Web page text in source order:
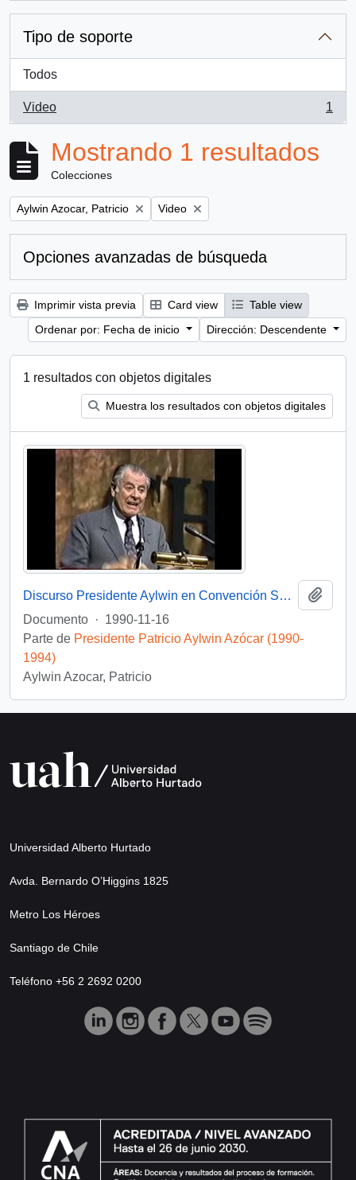
Tipo de soporte
Todos
Video
, 1 resultados
1
Mostrando 1 resultados
Colecciones
Remove filter:
Aylwin Azocar, Patricio Remove filter:
Video
Opciones avanzadas de búsqueda
Imprimir vista previa Card view
Table view
Ordenar por: Fecha de inicio
Dirección: Descendente
1 resultados con objetos digitales
Muestra los resultados con objetos digitales
Discurso Presidente Aylwin en Convención Santiago: Video
Documento · 1990-11-16
Parte de Presidente Patricio Aylwin Azócar (1990-
1994)
Aylwin Azocar, Patricio
Universidad Alberto Hurtado
Avda. Bernardo O’Higgins 1825
Metro Los Héroes
Santiago de Chile
Teléfono +56 2 2692 0200